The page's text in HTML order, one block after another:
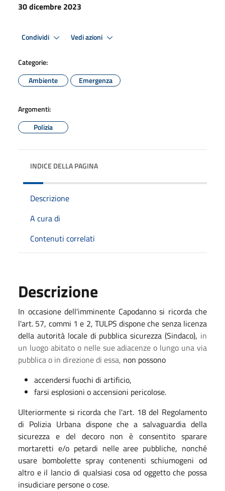
30 dicembre 2023
Condividi Vedi azioni
Categorie:
Ambiente
Emergenza
Argomenti:
Polizia
INDICE DELLA PAGINA
Descrizione
A cura di
Contenuti correlati
Descrizione
In occasione dell'imminente Capodanno si ricorda che
l'art. 57, commi 1 e 2, TULPS dispone che senza licenza
della autorità locale di pubblica sicurezza (Sindaco), in
un luogo abitato o nelle sue adiacenze o lungo una via
pubblica o in direzione di essa, non possono
accendersi fuochi di artificio,
farsi esplosioni o accensioni pericolose.
Ulteriormente si ricorda che l'art. 18 del Regolamento
di Polizia Urbana dispone che a salvaguardia della
sicurezza e del decoro non è consentito sparare
mortaretti e/o petardi nelle aree pubbliche, nonché
usare bombolette spray contenenti schiumogeni od
altro e il lancio di qualsiasi cosa od oggetto che possa
insudiciare persone o cose.